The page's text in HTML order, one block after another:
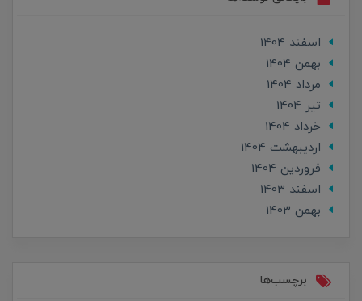
اسفند 1404
بهمن 1404
مرداد 1404
تير 1404
خرداد 1404
ارديبهشت 1404
فروردین 1404
اسفند 1403
بهمن 1403
برچسب‌ها